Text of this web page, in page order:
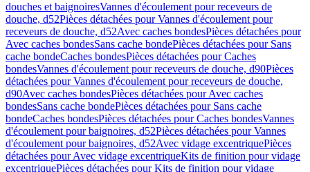
douches et baignoiresVannes d'écoulement pour receveurs de
douche, d52Pièces détachées pour Vannes d'écoulement pour
receveurs de douche, d52Avec caches bondesPièces détachées pour
Avec caches bondesSans cache bondePièces détachées pour Sans
cache bondeCaches bondesPièces détachées pour Caches
bondesVannes d'écoulement pour receveurs de douche, d90Pièces
détachées pour Vannes d'écoulement pour receveurs de douche,
d90Avec caches bondesPièces détachées pour Avec caches
bondesSans cache bondePièces détachées pour Sans cache
bondeCaches bondesPièces détachées pour Caches bondesVannes
d'écoulement pour baignoires, d52Pièces détachées pour Vannes
d'écoulement pour baignoires, d52Avec vidage excentriquePièces
détachées pour Avec vidage excentriqueKits de finition pour vidage
excentriquePièces détachées pour Kits de finition pour vidage